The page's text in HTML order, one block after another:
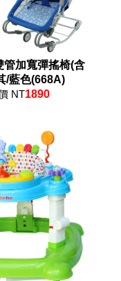
加寬彈搖椅(含
/藍色(668A)
NT1890